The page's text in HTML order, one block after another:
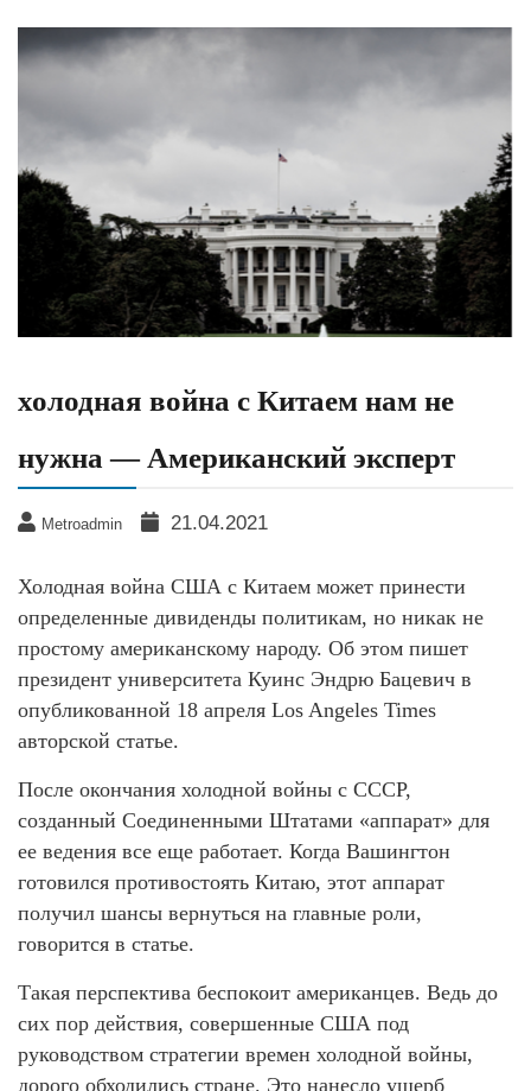
холодная война с Китаем нам не
нужна — Американский эксперт
Metroadmin 21.04.2021
Холодная война США с Китаем может принести
определенные дивиденды политикам, но никак не
простому американскому народу. Об этом пишет
президент университета Куинс Эндрю Бацевич в
опубликованной 18 апреля Los Angeles Times
авторской статье.
После окончания холодной войны с СССР,
созданный Соединенными Штатами «аппарат» для
ее ведения все еще работает. Когда Вашингтон
готовился противостоять Китаю, этот аппарат
получил шансы вернуться на главные роли,
говорится в статье.
Такая перспектива беспокоит американцев. Ведь до
сих пор действия, совершенные США под
руководством стратегии времен холодной войны,
дорого обходились стране. Это нанесло ущерб